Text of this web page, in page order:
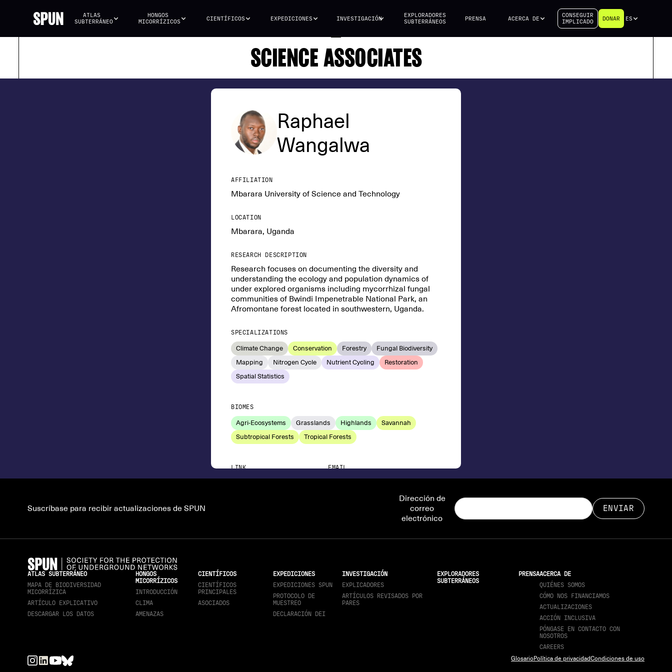
ATLAS
SUBTERRÁNEO
HONGOS
MICORRÍZICOS
CIENTÍFICOS EXPEDICIONES INVESTIGACIÓN
EXPLORADORES
SUBTERRÁNEOS
PRENSA ACERCA DE
CONSEGUIR
IMPLICADO
DONAR ES
SCIENCE ASSOCIATES
Raphael
Wangalwa
AFFILIATION
Mbarara University of Science and Technology
LOCATION
Mbarara, Uganda
RESEARCH DESCRIPTION
Research focuses on documenting the diversity and
understanding the ecology and population dynamics of
under explored organisms including mycorrhizal fungal
communities of Bwindi Impenetrable National Park, an
Afromontane forest located in southwestern, Uganda.
SPECIALIZATIONS
Climate Change Conservation Forestry
Fungal Biodiversity
Mapping
Nitrogen Cycle Nutrient Cycling
Restoration
Spatial Statistics
BIOMES
Agri-Ecosystems Grasslands Highlands
Savannah
Subtropical Forests
Tropical Forests
LINK
http://must.ac.ug
EMAIL
wangarapha@must.ac.ug
Suscríbase para recibir actualizaciones de SPUN
Dirección de
correo
electrónico
ATLAS SUBTERRÁNEO
MAPA DE BIODIVERSIDAD
MICORRÍZICA
ARTÍCULO EXPLICATIVO
DESCARGAR LOS DATOS
HONGOS
MICORRÍZICOS
INTRODUCCIÓN
CLIMA
AMENAZAS
CIENTÍFICOS
CIENTÍFICOS
PRINCIPALES
ASOCIADOS
EXPEDICIONES
EXPEDICIONES SPUN
PROTOCOLO DE
MUESTREO
DECLARACIÓN DEI
INVESTIGACIÓN
EXPLICADORES
ARTÍCULOS REVISADOS POR
PARES
EXPLORADORES
SUBTERRÁNEOS
PRENSAACERCA DE
QUIÉNES SOMOS
CÓMO NOS FINANCIAMOS
ACTUALIZACIONES
ACCIÓN INCLUSIVA
PÓNGASE EN CONTACTO CON
NOSOTROS
CAREERS
GlosarioPolítica de privacidadCondiciones de uso